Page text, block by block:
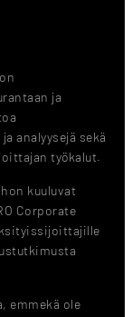
ja
analyysejä sekä
työkalut.
kuuluvat
Corporate
emmekä ole